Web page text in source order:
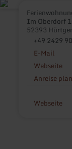
Im Oberdorf
52393
+49 2429
E-Mail
Webseite
Anreise
Webseite